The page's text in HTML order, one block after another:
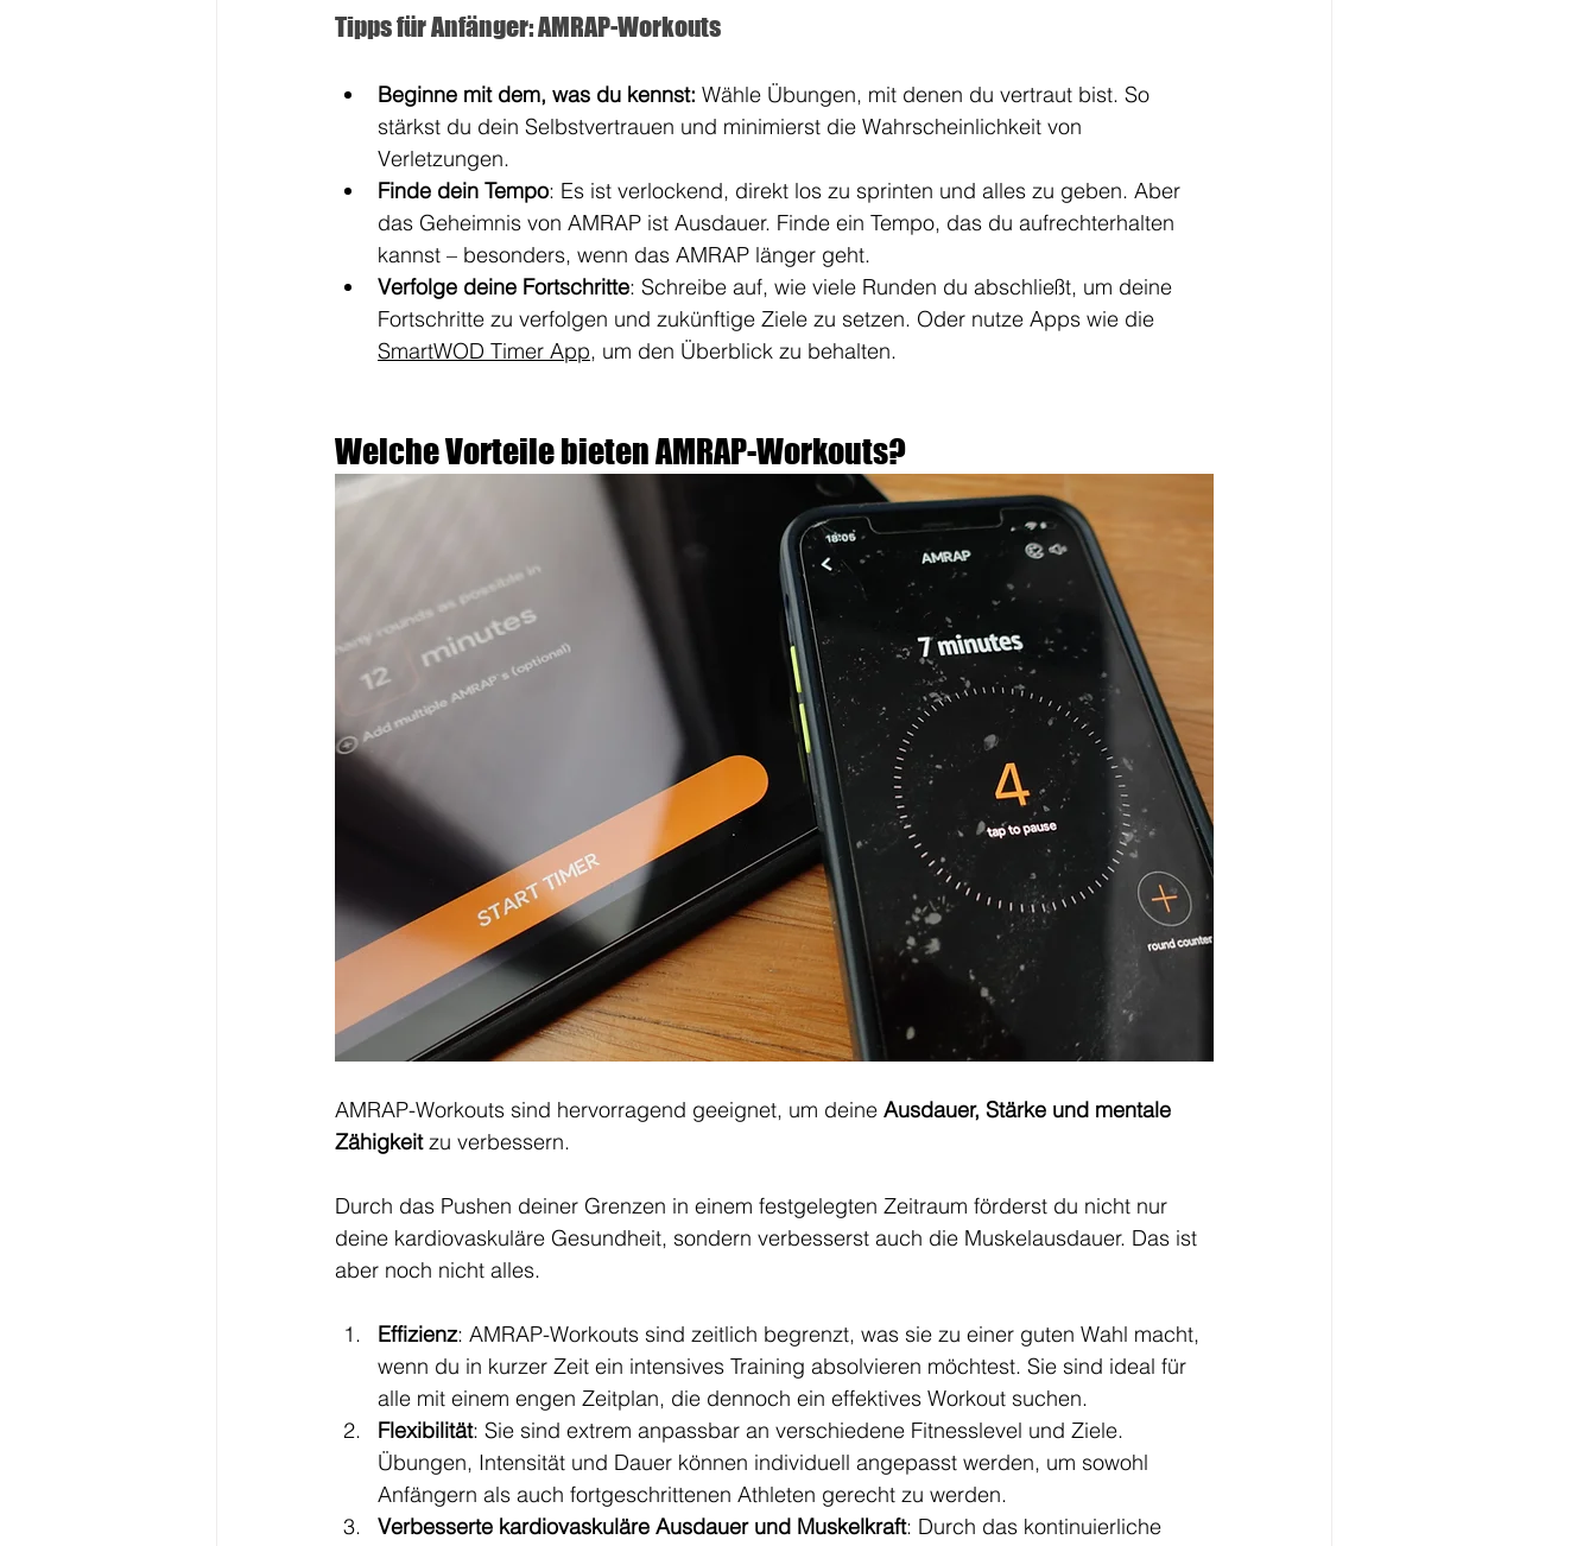
Tipps für Anfänger: AMRAP-Workouts
Beginne mit dem, was du kennst: Wähle Übungen, mit denen du vertraut bist. So
stärkst du dein Selbstvertrauen und minimierst die Wahrscheinlichkeit von
Verletzungen.
Finde dein Tempo: Es ist verlockend, direkt los zu sprinten und alles zu geben. Aber
das Geheimnis von AMRAP ist Ausdauer. Finde ein Tempo, das du aufrechterhalten
kannst – besonders, wenn das AMRAP länger geht.
Verfolge deine Fortschritte: Schreibe auf, wie viele Runden du abschließt, um deine
Fortschritte zu verfolgen und zukünftige Ziele zu setzen. Oder nutze Apps wie die
SmartWOD Timer App, um den Überblick zu behalten.
Welche Vorteile bieten AMRAP-Workouts?
AMRAP-Workouts sind hervorragend geeignet, um deine Ausdauer, Stärke und mentale
Zähigkeit zu verbessern.
Durch das Pushen deiner Grenzen in einem festgelegten Zeitraum förderst du nicht nur
deine kardiovaskuläre Gesundheit, sondern verbesserst auch die Muskelausdauer. Das ist
aber noch nicht alles.
Effizienz: AMRAP-Workouts sind zeitlich begrenzt, was sie zu einer guten Wahl macht,
wenn du in kurzer Zeit ein intensives Training absolvieren möchtest. Sie sind ideal für
alle mit einem engen Zeitplan, die dennoch ein effektives Workout suchen.
Flexibilität: Sie sind extrem anpassbar an verschiedene Fitnesslevel und Ziele.
Übungen, Intensität und Dauer können individuell angepasst werden, um sowohl
Anfängern als auch fortgeschrittenen Athleten gerecht zu werden.
Verbesserte kardiovaskuläre Ausdauer und Muskelkraft: Durch das kontinuierliche